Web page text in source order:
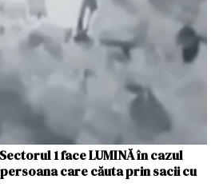
1 face LUMINĂ în cazul
care căuta prin sacii cu